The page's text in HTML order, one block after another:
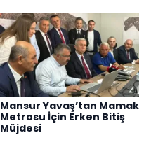
Mansur Yavaş’tan Mamak
Metrosu İçin Erken Bitiş
Müjdesi